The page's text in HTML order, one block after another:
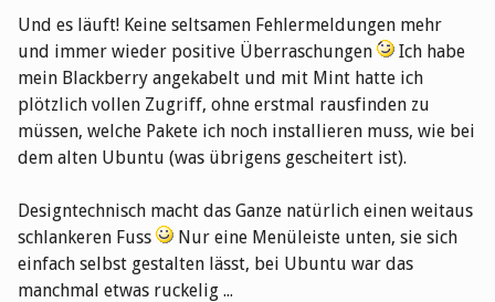
Und es läuft! Keine seltsamen Fehlermeldungen mehr
und immer wieder positive Überraschungen
Ich habe
mein Blackberry angekabelt und mit Mint hatte ich
plötzlich vollen Zugriff, ohne erstmal rausfinden zu
müssen, welche Pakete ich noch installieren muss, wie bei
dem alten Ubuntu (was übrigens gescheitert ist).
Designtechnisch macht das Ganze natürlich einen weitaus
schlankeren Fuss
Nur eine Menüleiste unten, sie sich
einfach selbst gestalten lässt, bei Ubuntu war das
manchmal etwas ruckelig ...